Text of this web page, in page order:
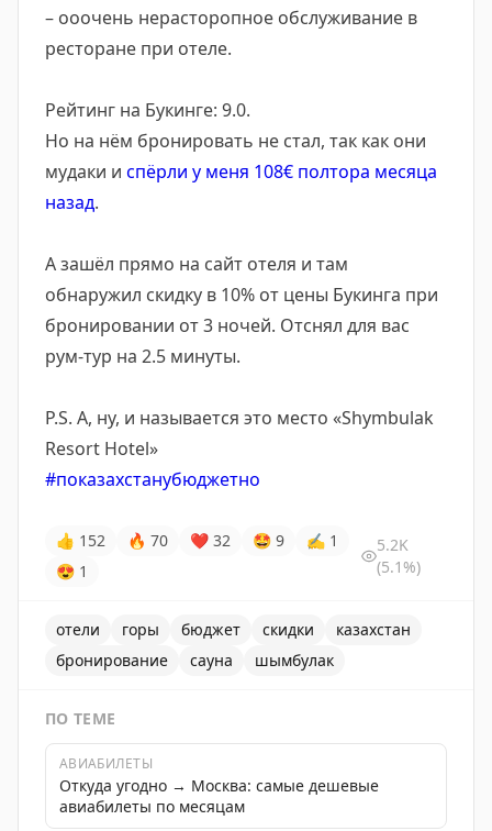
– ооочень нерасторопное обслуживание в
ресторане при отеле.
Рейтинг на Букинге: 9.0.
Но на нём бронировать не стал, так как они
мудаки и спёрли у меня 108€ полтора месяца
назад.
А зашёл прямо на сайт отеля и там
обнаружил скидку в 10% от цены Букинга при
бронировании от 3 ночей. Отснял для вас
рум-тур на 2.5 минуты.
P.S. А, ну, и называется это место «Shymbulak
Resort Hotel»
#показахстанубюджетно
👍 152 🔥 70 ❤ 32 🤩 9 ✍ 1
😍 1
5.2K
(5.1%)
отели горы бюджет скидки
казахстан
бронирование
сауна шымбулак
ПО ТЕМЕ
АВИАБИЛЕТЫ
Откуда угодно → Москва: самые дешевые
авиабилеты по месяцам